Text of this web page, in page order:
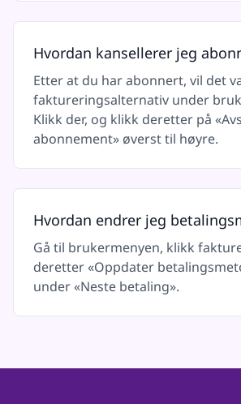
Hvordan kansellerer jeg
Etter at du har abonnert, vil det
faktureringsalternativ under
Klikk der, og klikk deretter på
abonnement» øverst til høyre.
Hvordan endrer jeg
Gå til brukermenyen, klikk
deretter «Oppdater
under «Neste betaling».